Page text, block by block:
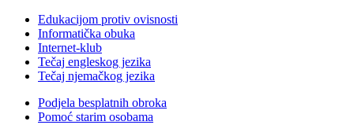
Edukacijom protiv ovisnosti
Informatička obuka
Internet-klub
Tečaj engleskog jezika
Tečaj njemačkog jezika
Podjela besplatnih obroka
Pomoć starim osobama